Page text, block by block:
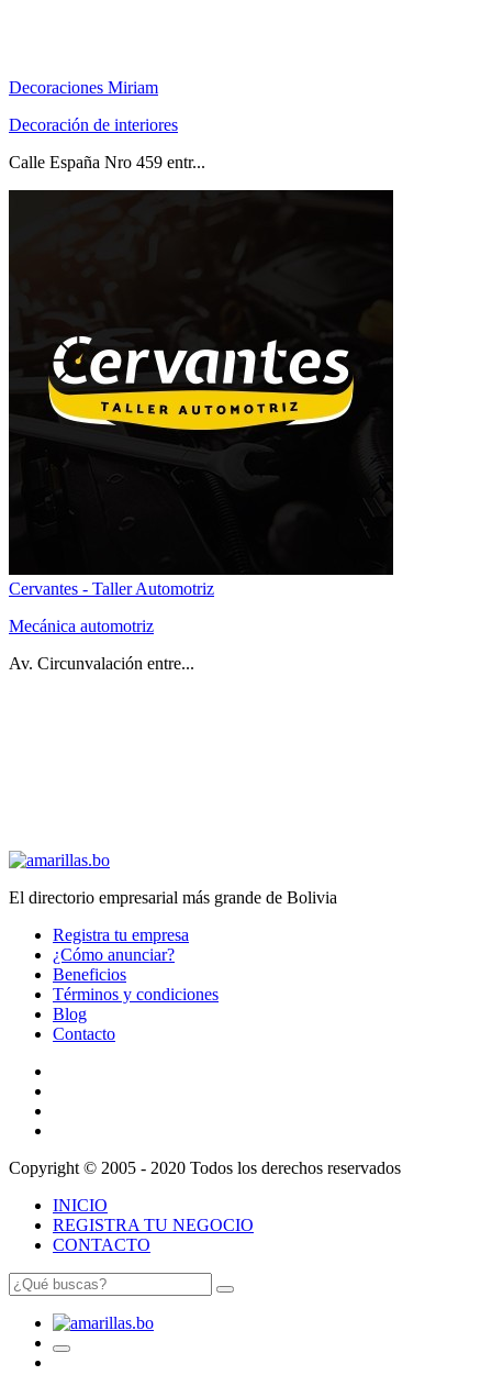
Decoraciones Miriam
Decoración de interiores
Calle España Nro 459 entr...
Cervantes - Taller Automotriz
Mecánica automotriz
Av. Circunvalación entre...
El directorio empresarial más grande de Bolivia
Registra tu empresa
¿Cómo anunciar?
Beneficios
Términos y condiciones
Blog
Contacto
Copyright © 2005 - 2020 Todos los derechos reservados
INICIO
REGISTRA TU NEGOCIO
CONTACTO